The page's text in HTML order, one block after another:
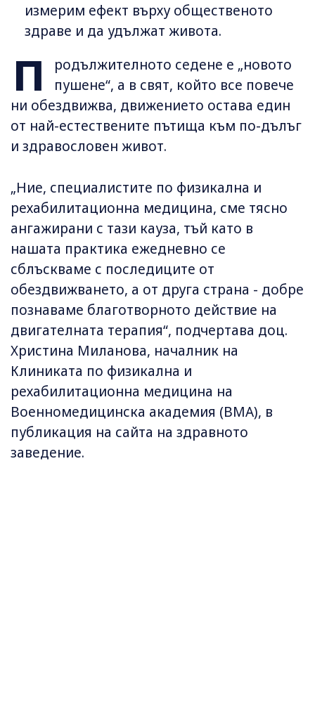
измерим ефект върху общественото
здраве и да удължат живота.
П
родължителното седене е „новото
пушене“, а в свят, който все повече
ни обездвижва, движението остава един
от най-естествените пътища към по-дълъг
и здравословен живот.
„Ние, специалистите по физикална и
рехабилитационна медицина, сме тясно
ангажирани с тази кауза, тъй като в
нашата практика ежедневно се
сблъскваме с последиците от
обездвижването, а от друга страна - добре
познаваме благотворното действие на
двигателната терапия“, подчертава доц.
Христина Миланова, началник на
Клиниката по физикална и
рехабилитационна медицина на
Военномедицинска академия (ВМА), в
публикация на сайта на здравното
заведение.